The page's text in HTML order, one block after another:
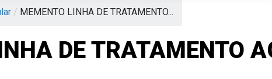
/ MEMENTO LINHA DE TRATAMENTO...
DE TRATAMENTO